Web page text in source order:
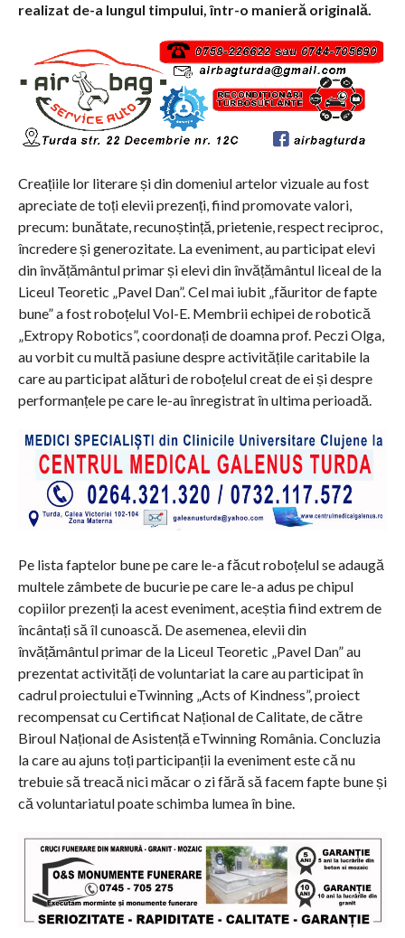
realizat de-a lungul timpului, într-o manieră originală.
Creațiile lor literare și din domeniul artelor vizuale au fost
apreciate de toți elevii prezenți, fiind promovate valori,
precum: bunătate, recunoștință, prietenie, respect reciproc,
încredere și generozitate. La eveniment, au participat elevi
din învățământul primar și elevi din învățământul liceal de la
Liceul Teoretic „Pavel Dan”. Cel mai iubit „făuritor de fapte
bune” a fost roboțelul Vol-E. Membrii echipei de robotică
„Extropy Robotics”, coordonați de doamna prof. Peczi Olga,
au vorbit cu multă pasiune despre activitățile caritabile la
care au participat alături de roboțelul creat de ei și despre
performanțele pe care le-au înregistrat în ultima perioadă.
Pe lista faptelor bune pe care le-a făcut roboțelul se adaugă
multele zâmbete de bucurie pe care le-a adus pe chipul
copiilor prezenți la acest eveniment, aceștia fiind extrem de
încântați să îl cunoască. De asemenea, elevii din
învățământul primar de la Liceul Teoretic „Pavel Dan” au
prezentat activități de voluntariat la care au participat în
cadrul proiectului eTwinning „Acts of Kindness”, proiect
recompensat cu Certificat Național de Calitate, de către
Biroul Național de Asistență eTwinning România. Concluzia
la care au ajuns toți participanții la eveniment este că nu
trebuie să treacă nici măcar o zi fără să facem fapte bune și
că voluntariatul poate schimba lumea în bine.